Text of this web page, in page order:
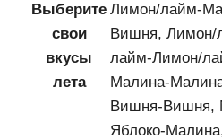
Выберите
свои
вкусы
лета
Лимон/лайм-
Вишня, Лимон/
лайм-Лимон/
Малина-
Вишня-Вишня,
Яблоко-